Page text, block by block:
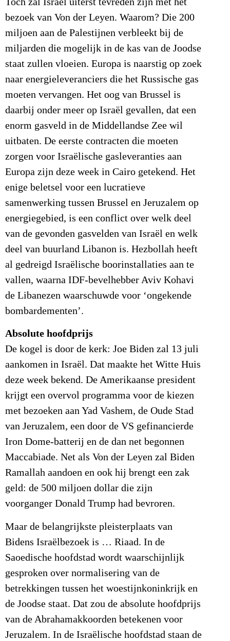
bezoek van Von der Leyen. Waarom? Die 200
miljoen aan de Palestijnen verbleekt bij de
miljarden die mogelijk in de kas van de Joodse
staat zullen vloeien. Europa is naarstig op zoek
naar energieleveranciers die het Russische gas
moeten vervangen. Het oog van Brussel is
daarbij onder meer op Israël gevallen, dat een
enorm gasveld in de Middellandse Zee wil
uitbaten. De eerste contracten die moeten
zorgen voor Israëlische gasleveranties aan
Europa zijn deze week in Cairo getekend. Het
enige beletsel voor een lucratieve
samenwerking tussen Brussel en Jeruzalem op
energiegebied, is een conflict over welk deel
van de gevonden gasvelden van Israël en welk
deel van buurland Libanon is. Hezbollah heeft
al gedreigd Israëlische boorinstallaties aan te
vallen, waarna IDF-bevelhebber Aviv Kohavi
de Libanezen waarschuwde voor ‘ongekende
bombardementen’.
Absolute hoofdprijs
De kogel is door de kerk: Joe Biden zal 13 juli
aankomen in Israël. Dat maakte het Witte Huis
deze week bekend. De Amerikaanse president
krijgt een overvol programma voor de kiezen
met bezoeken aan Yad Vashem, de Oude Stad
van Jeruzalem, een door de VS gefinancierde
Iron Dome-batterij en de dan net begonnen
Maccabiade. Net als Von der Leyen zal Biden
Ramallah aandoen en ook hij brengt een zak
geld: de 500 miljoen dollar die zijn
voorganger Donald Trump had bevroren.
Maar de belangrijkste pleisterplaats van
Bidens Israëlbezoek is … Riaad. In de
Saoedische hoofdstad wordt waarschijnlijk
gesproken over normalisering van de
betrekkingen tussen het woestijnkoninkrijk en
de Joodse staat. Dat zou de absolute hoofdprijs
van de Abrahamakkoorden betekenen voor
Jeruzalem. In de Israëlische hoofdstad staan de